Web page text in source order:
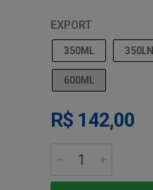
EXPORT
350ML 350LN
600ML
R$ 142,00